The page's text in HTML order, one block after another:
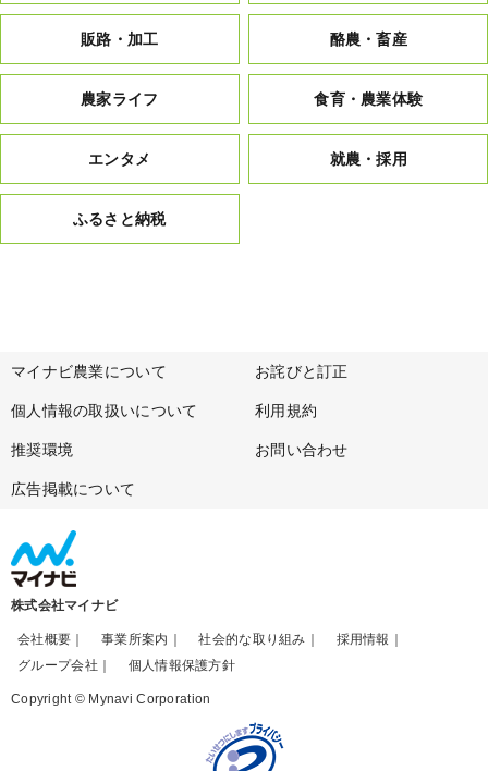
販路・加工 酪農・畜産
農家ライフ 食育・農業体験
エンタメ 就農・採用
ふるさと納税
マイナビ農業について お詫びと訂正
個人情報の取扱いについて 利用規約
推奨環境 お問い合わせ
広告掲載について
株式会社マイナビ
会社概要 事業所案内 社会的な取り組み
採用情報
グループ会社
個人情報保護方針
Copyright © Mynavi Corporation